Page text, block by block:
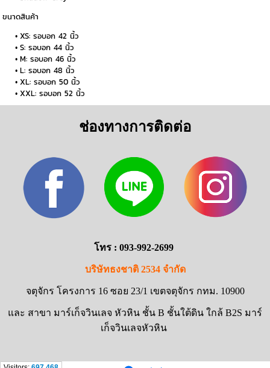
ขนาดสินค้า
XS: รอบอก 42 นิ้ว
S: รอบอก 44 นิ้ว
M: รอบอก 46 นิ้ว
L: รอบอก 48 นิ้ว
XL: รอบอก 50 นิ้ว
XXL: รอบอก 52 นิ้ว
ช่องทางการติดต่อ
โทร : 093-992-2699
บริษัทธงชาติ 2534 จำกัด
จตุจักร โครงการ 16 ซอย 23/1 เขตจตุจักร กทม. 10900
และ สาขา มาร์เก็จวินเลจ หัวหิน ชั้น B ชั้นใต้ดิน ใกล้ B2S มาร์
เก็จวินเลจหัวหิน